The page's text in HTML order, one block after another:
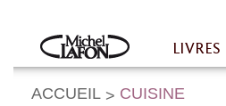
Accueil
LIVRES
ACCUEIL > CUISINE